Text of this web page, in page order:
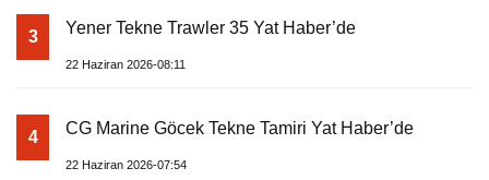
3 Yener Tekne Trawler 35 Yat Haber’de
22 Haziran 2026-08:11
4 CG Marine Göcek Tekne Tamiri Yat Haber’de
22 Haziran 2026-07:54